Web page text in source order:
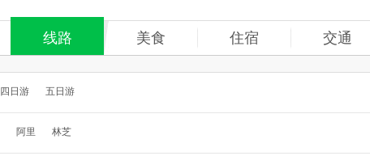
线路 美食 住宿 交通
四日游 五日游
阿里 林芝